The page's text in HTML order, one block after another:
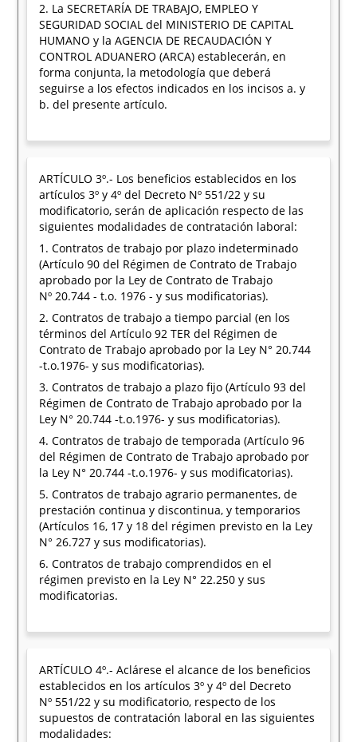
2. La SECRETARÍA DE TRABAJO, EMPLEO Y
SEGURIDAD SOCIAL del MINISTERIO DE CAPITAL
HUMANO y la AGENCIA DE RECAUDACIÓN Y
CONTROL ADUANERO (ARCA) establecerán, en
forma conjunta, la metodología que deberá
seguirse a los efectos indicados en los incisos a. y
b. del presente artículo.
ARTÍCULO 3º.- Los beneficios establecidos en los
artículos 3º y 4º del Decreto Nº 551/22 y su
modificatorio, serán de aplicación respecto de las
siguientes modalidades de contratación laboral:
1. Contratos de trabajo por plazo indeterminado
(Artículo 90 del Régimen de Contrato de Trabajo
aprobado por la Ley de Contrato de Trabajo
Nº 20.744 - t.o. 1976 - y sus modificatorias).
2. Contratos de trabajo a tiempo parcial (en los
términos del Artículo 92 TER del Régimen de
Contrato de Trabajo aprobado por la Ley N° 20.744
-t.o.1976- y sus modificatorias).
3. Contratos de trabajo a plazo fijo (Artículo 93 del
Régimen de Contrato de Trabajo aprobado por la
Ley N° 20.744 -t.o.1976- y sus modificatorias).
4. Contratos de trabajo de temporada (Artículo 96
del Régimen de Contrato de Trabajo aprobado por
la Ley N° 20.744 -t.o.1976- y sus modificatorias).
5. Contratos de trabajo agrario permanentes, de
prestación continua y discontinua, y temporarios
(Artículos 16, 17 y 18 del régimen previsto en la Ley
N° 26.727 y sus modificatorias).
6. Contratos de trabajo comprendidos en el
régimen previsto en la Ley N° 22.250 y sus
modificatorias.
ARTÍCULO 4º.- Aclárese el alcance de los beneficios
establecidos en los artículos 3º y 4º del Decreto
Nº 551/22 y su modificatorio, respecto de los
supuestos de contratación laboral en las siguientes
modalidades: